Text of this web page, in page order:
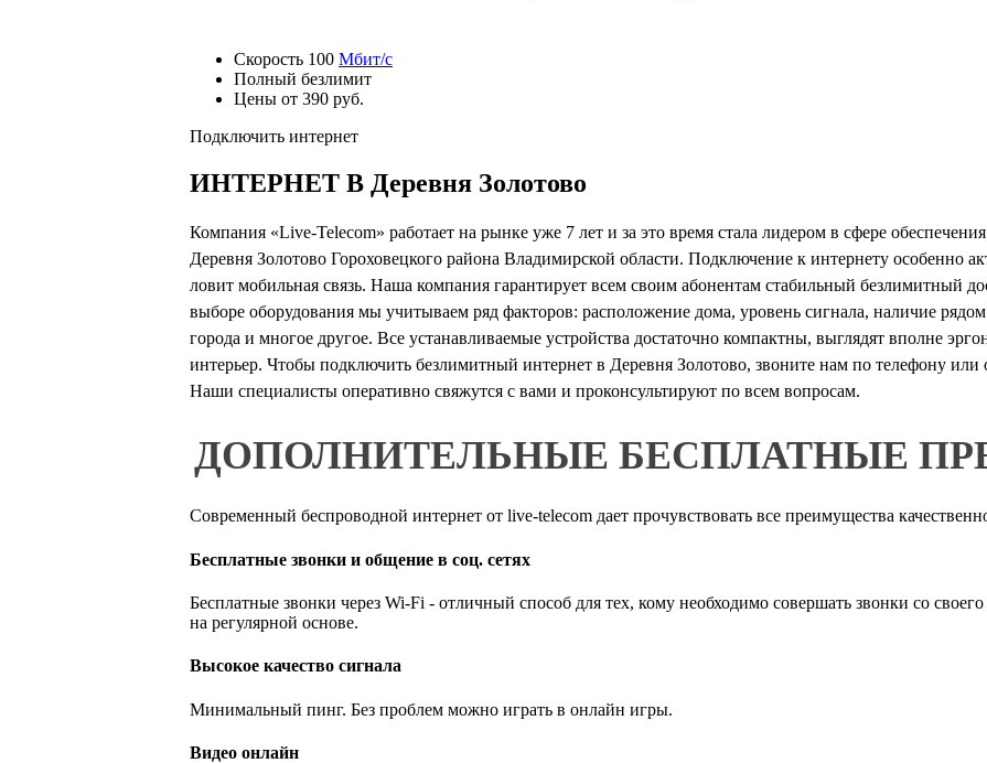
Скорость 100 Мбит/с
Полный безлимит
Цены от 390 руб.
Подключить интернет
ИНТЕРНЕТ В Деревня Золотово
Компания «Live-Telecom» работает на рынке уже 7 лет и за это время стала лидером в сфере
Деревня Золотово Гороховецкого района Владимирской области. Подключение к интернету особенно
ловит мобильная связь. Наша компания гарантирует всем своим абонентам стабильный безлимитный
выборе оборудования мы учитываем ряд факторов: расположение дома, уровень сигнала, наличие
города и многое другое. Все устанавливаемые устройства достаточно компактны, выглядят вполне
интерьер. Чтобы подключить безлимитный интернет в Деревня Золотово, звоните нам по телефону или
Наши специалисты оперативно свяжутся с вами и проконсультируют по всем вопросам.
ДОПОЛНИТЕЛЬНЫЕ БЕСПЛАТНЫЕ
Современный беспроводной интернет от live-telecom дает прочувствовать все преимущества
Бесплатные звонки и общение в соц. сетях
Бесплатные звонки через Wi-Fi - отличный способ для тех, кому необходимо совершать звонки со
на регулярной основе.
Высокое качество сигнала
Минимальный пинг. Без проблем можно играть в онлайн игры.
Видео онлайн